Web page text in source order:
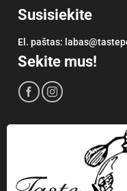
Susisiekite
El. paštas:
Sekite mus!